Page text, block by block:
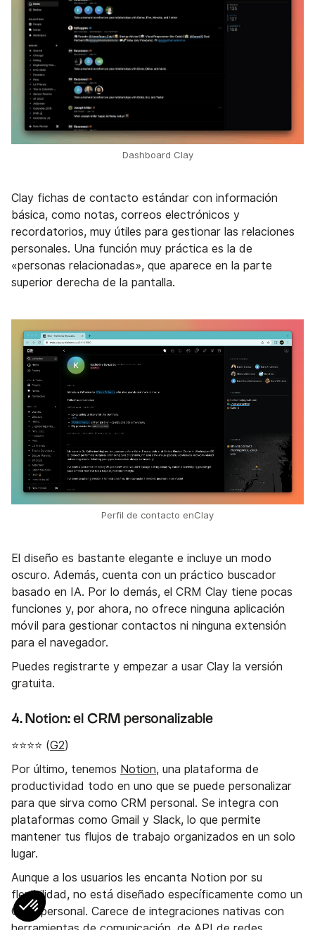
Dashboard Clay
Clay fichas de contacto estándar con información
básica, como notas, correos electrónicos y
recordatorios, muy útiles para gestionar las relaciones
personales. Una función muy práctica es la de
«personas relacionadas», que aparece en la parte
superior derecha de la pantalla.
Perfil de contacto enClay
El diseño es bastante elegante e incluye un modo
oscuro. Además, cuenta con un práctico buscador
basado en IA. Por lo demás, el CRM Clay tiene pocas
funciones y, por ahora, no ofrece ninguna aplicación
móvil para gestionar contactos ni ninguna extensión
para el navegador.
Puedes registrarte y empezar a usar Clay la versión
gratuita.
4. Notion: el CRM personalizable
⭐⭐⭐⭐ (G2)
Por último, tenemos Notion, una plataforma de
productividad todo en uno que se puede personalizar
para que sirva como CRM personal. Se integra con
plataformas como Gmail y Slack, lo que permite
mantener tus flujos de trabajo organizados en un solo
lugar.
Aunque a los usuarios les encanta Notion por su
flexibilidad, no está diseñado específicamente como un
CRM personal. Carece de integraciones nativas con